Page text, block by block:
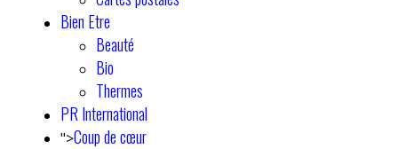
Bien Etre
Beauté
Bio
Thermes
PR International
">Coup de cœur